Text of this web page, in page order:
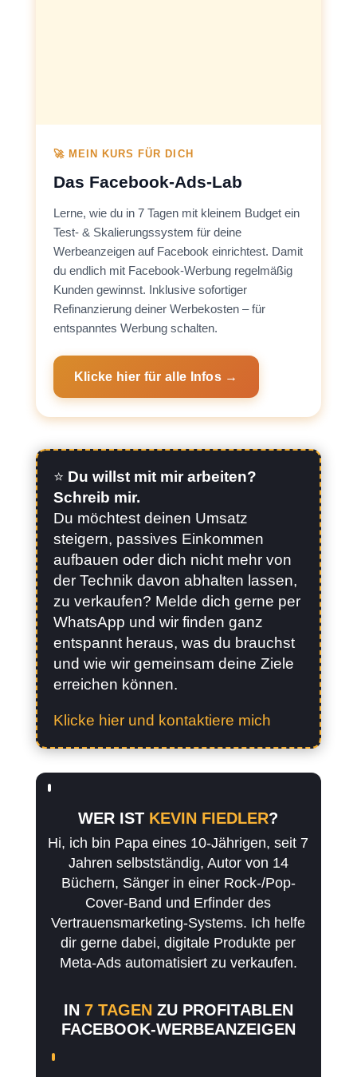
🚀 MEIN KURS FÜR DICH
Das Facebook-Ads-Lab
Lerne, wie du in 7 Tagen mit kleinem Budget ein
Test- & Skalierungssystem für deine
Werbeanzeigen auf Facebook einrichtest. Damit
du endlich mit Facebook-Werbung regelmäßig
Kunden gewinnst. Inklusive sofortiger
Refinanzierung deiner Werbekosten – für
entspanntes Werbung schalten.
Klicke hier für alle Infos →
⭐️ Du willst mit mir arbeiten?
Schreib mir.
Du möchtest deinen Umsatz
steigern, passives Einkommen
aufbauen oder dich nicht mehr von
der Technik davon abhalten lassen,
zu verkaufen? Melde dich gerne per
WhatsApp und wir finden ganz
entspannt heraus, was du brauchst
und wie wir gemeinsam deine Ziele
erreichen können.
Klicke hier und kontaktiere mich
WER IST KEVIN FIEDLER?
Hi, ich bin Papa eines 10-Jährigen, seit 7
Jahren selbstständig, Autor von 14
Büchern, Sänger in einer Rock-/Pop-
Cover-Band und Erfinder des
Vertrauensmarketing-Systems. Ich helfe
dir gerne dabei, digitale Produkte per
Meta-Ads automatisiert zu verkaufen.
IN 7 TAGEN ZU PROFITABLEN
FACEBOOK-WERBEANZEIGEN